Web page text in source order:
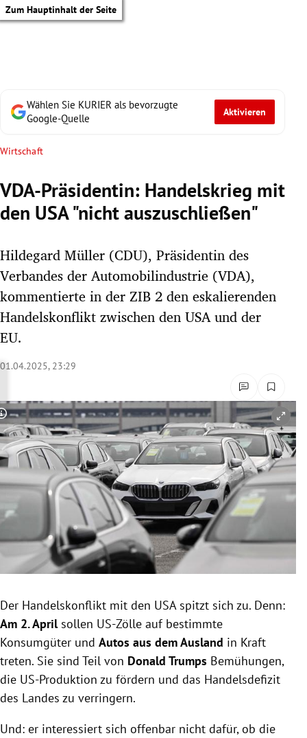
Zum Hauptinhalt der Seite
Untermenü
Untermenü
Untermenü
Untermenü
Untermenü
Untermenü
Untermenü
Wählen Sie KURIER als bevorzugte
Google-Quelle
Aktivieren
Wirtschaft
VDA-Präsidentin: Handelskrieg mit
den USA "nicht auszuschließen"
Hildegard Müller (CDU), Präsidentin des
Verbandes der Automobilindustrie (VDA),
kommentierte in der ZIB 2 den eskalierenden
Handelskonflikt zwischen den USA und der
EU.
01.04.2025, 23:29
Copyright-Hinweis öffnen/schließen
Der Handelskonflikt mit den USA spitzt sich zu. Denn:
Am 2. Aprilsollen US-Zölle auf bestimmte
Konsumgüter und Autos aus dem Ausland in Kraft
treten. Sie sind Teil von Donald Trumps Bemühungen,
die US-Produktion zu fördern und das Handelsdefizit
des Landes zu verringern.
Und: er interessiert sich offenbar nicht dafür, ob die